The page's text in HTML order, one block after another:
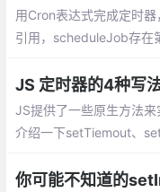
用Cron表达式完成定时
引用，scheduleJob存在
JS 定时器的4种写
JS提供了一些原生方法
介绍一下setTiemout、
一次函数或代码段
你可能不知道的